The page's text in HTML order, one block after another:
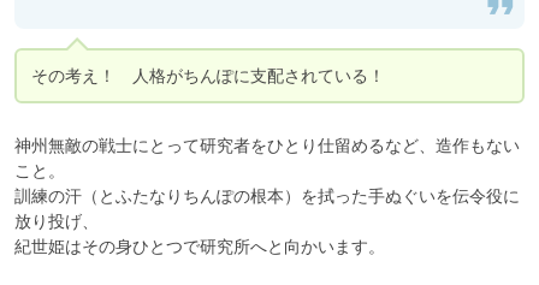
その考え！　人格がちんぽに支配されている！
神州無敵の戦士にとって研究者をひとり仕留めるなど、造作もない
こと。
訓練の汗（とふたなりちんぽの根本）を拭った手ぬぐいを伝令役に
放り投げ、
紀世姫はその身ひとつで研究所へと向かいます。